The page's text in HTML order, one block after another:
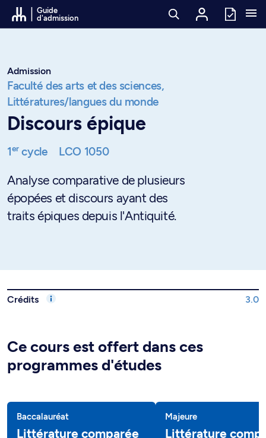
Passer au contenu
Guide
d'admission
Admission
Faculté des arts et des sciences,
Littératures/langues du monde
Discours épique
1ercycle LCO 1050
Analyse comparative de plusieurs
épopées et discours ayant des
traits épiques depuis l'Antiquité.
Crédits 3.0
Ce cours est offert dans ces
programmes d'études
Baccalauréat
Littérature comparée
Majeure
Littérature